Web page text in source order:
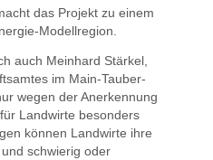
das Projekt zu einem
Modellregion.
auch Meinhard Stärkel,
im Main-Tauber-
wegen der Anerkennung
Landwirte besonders
können Landwirte ihre
schwierig oder